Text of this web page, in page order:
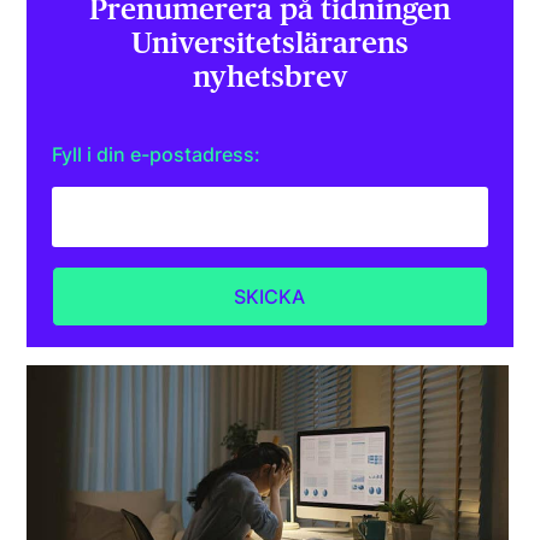
Prenumerera på tidningen
Universitets­lärarens
nyhetsbrev
Fyll i din e-postadress: